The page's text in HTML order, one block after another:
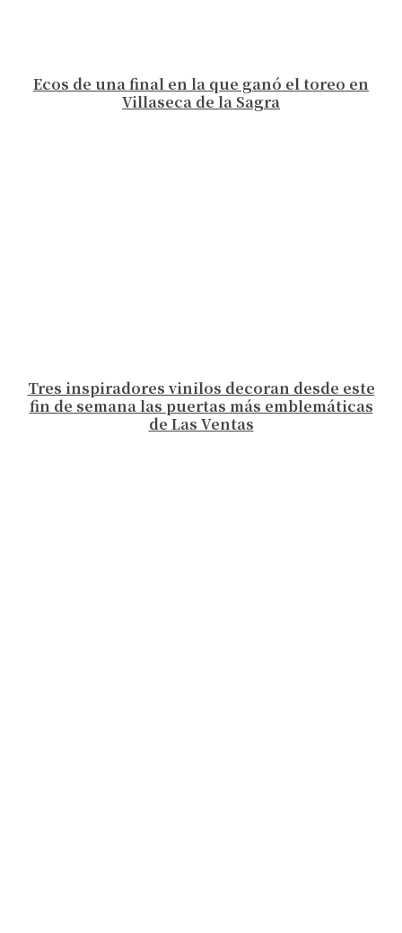
Ecos de una final en la que ganó el toreo en
Villaseca de la Sagra
Tres inspiradores vinilos decoran desde este
fin de semana las puertas más emblemáticas
de Las Ventas